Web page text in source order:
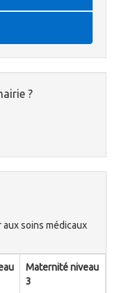
?
soins médicaux
Maternité niveau
3